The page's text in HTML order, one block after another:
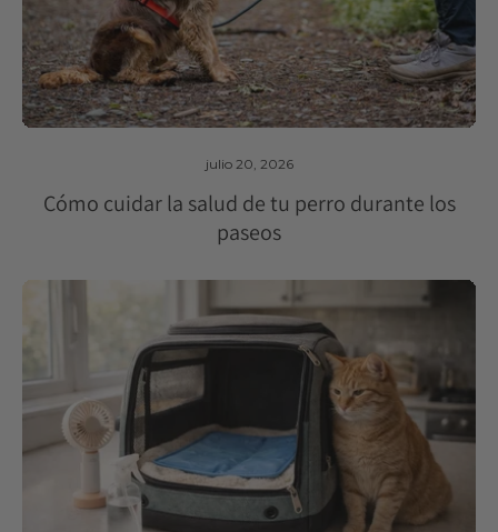
julio 20, 2026
Cómo cuidar la salud de tu perro durante los
paseos